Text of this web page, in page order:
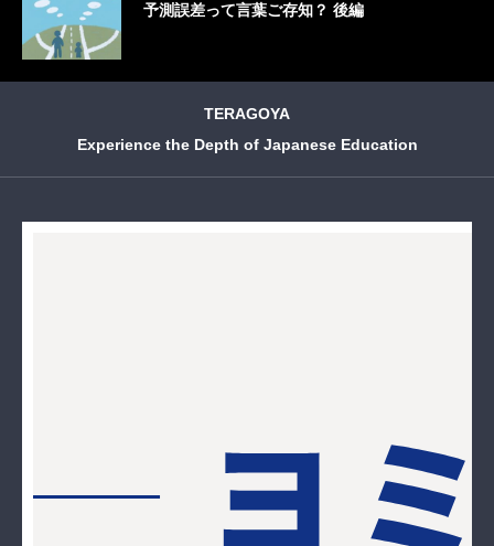
予測誤差って言葉ご存知？ 後編
TERAGOYA
Experience the Depth of Japanese Education